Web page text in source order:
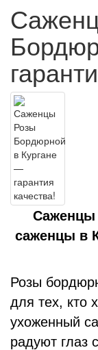
Саженцы
саженцы в
Розы
для тех, кто
ухоженный
радуют глаз